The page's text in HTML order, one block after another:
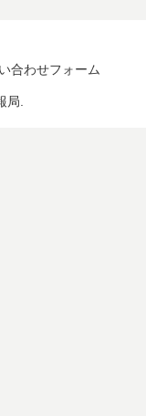
合わせフォーム
局.